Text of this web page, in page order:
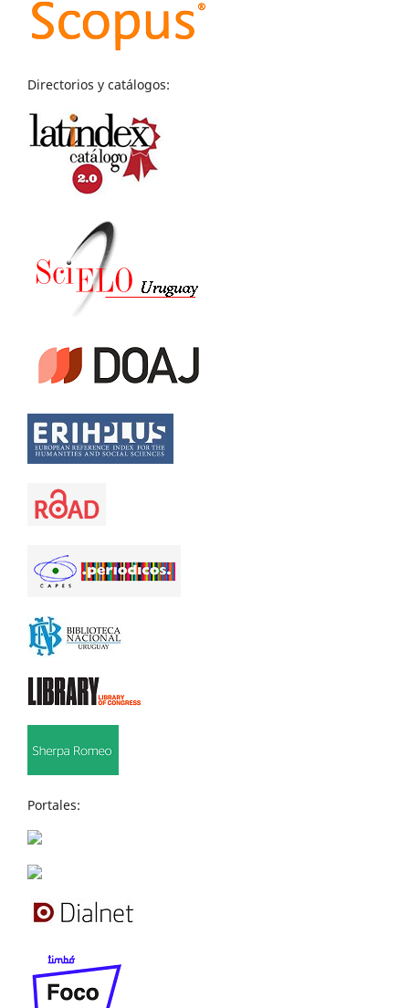
Directorios y catálogos:
Portales: